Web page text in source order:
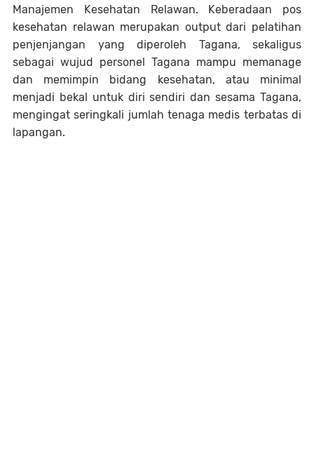
Manajemen Kesehatan Relawan. Keberadaan pos
kesehatan relawan merupakan output dari pelatihan
penjenjangan yang diperoleh Tagana, sekaligus
sebagai wujud personel Tagana mampu memanage
dan memimpin bidang kesehatan, atau minimal
menjadi bekal untuk diri sendiri dan sesama Tagana,
mengingat seringkali jumlah tenaga medis terbatas di
lapangan.